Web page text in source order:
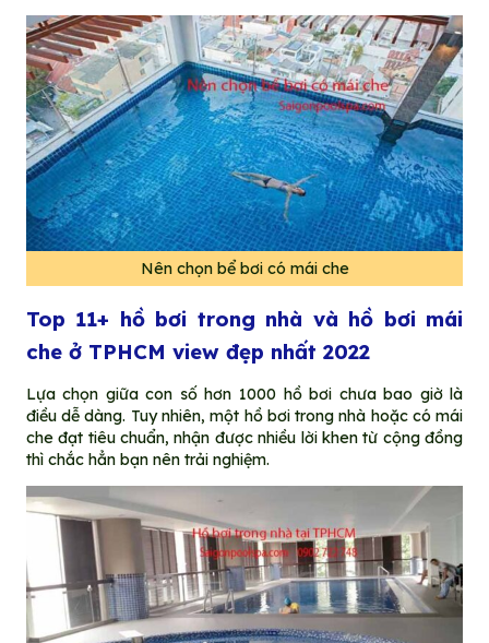
Nên chọn bể bơi có mái che
Top 11+ hồ bơi trong nhà và hồ bơi mái
che ở TPHCM view đẹp nhất 2022
Lựa chọn giữa con số hơn 1000 hồ bơi chưa bao giờ là
điều dễ dàng. Tuy nhiên, một hồ bơi trong nhà hoặc có mái
che đạt tiêu chuẩn, nhận được nhiều lời khen từ cộng đồng
thì chắc hẳn bạn nên trải nghiệm.